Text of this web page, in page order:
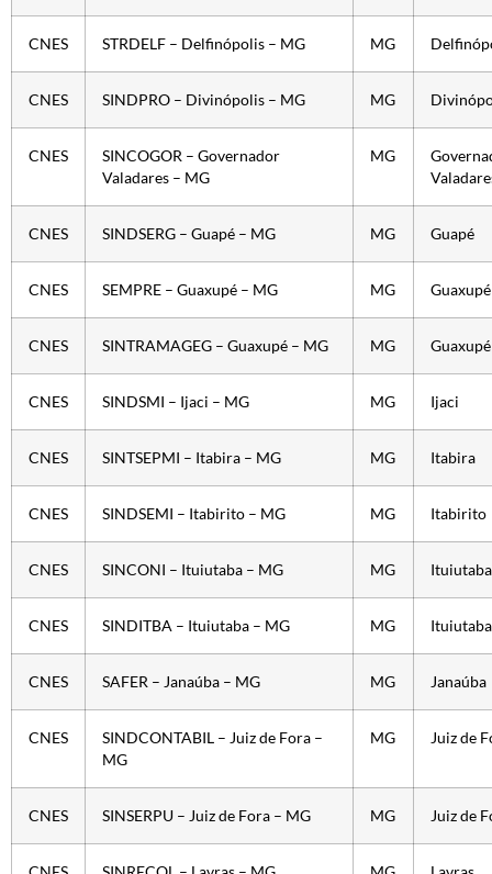
CNES STRDELF – Delfinópolis – MG MG
CNES SINDPRO – Divinópolis – MG MG
CNES
SINCOGOR – Governador
Valadares – MG
MG
CNES SINDSERG – Guapé – MG MG Guapé
CNES SEMPRE – Guaxupé – MG MG Guaxupé
CNES SINTRAMAGEG – Guaxupé – MG MG Guaxupé
CNES SINDSMI – Ijaci – MG MG Ijaci
CNES SINTSEPMI – Itabira – MG MG Itabira
CNES SINDSEMI – Itabirito – MG MG Itabirito
CNES SINCONI – Ituiutaba – MG MG Ituiutaba
CNES SINDITBA – Ituiutaba – MG MG Ituiutaba
CNES SAFER – Janaúba – MG MG Janaúba
CNES
SINDCONTABIL – Juiz de Fora –
MG
MG Juiz de
CNES SINSERPU – Juiz de Fora – MG MG Juiz de